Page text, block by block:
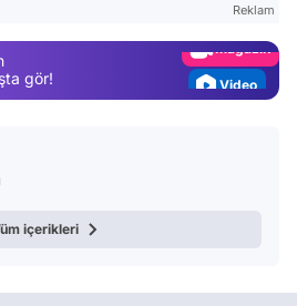
Reklam
gör!
Video
içerikleri